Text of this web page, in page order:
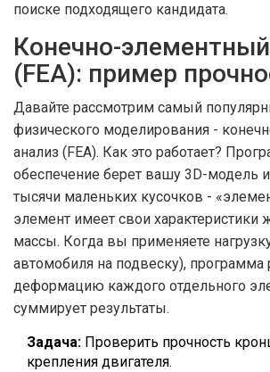
поиске подходящего кандидата.
Конечно-
(FEA): пример
Давайте рассмотрим самый
физического моделирования -
анализ (FEA). Как это работает?
обеспечение берет вашу 3D-модель
тысячи маленьких кусочков -
элемент имеет свои характеристики
массы. Когда вы применяете
автомобиля на подвеску), программа
деформацию каждого отдельного
суммирует результаты.
Задача: Проверить прочность
крепления двигателя.